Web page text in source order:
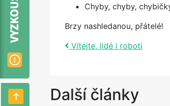
Chyby, chyby,
Brzy nashledanou, přátelé!
Post
Vítejte, lidé i roboti
Další články